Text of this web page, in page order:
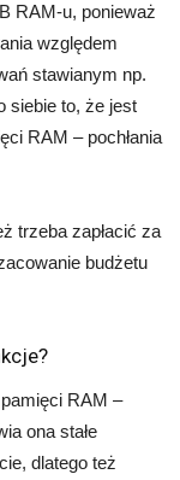
RAM-u, ponieważ
względem
stawianym np.
siebie to, że jest
RAM – pochłania
trzeba zapłacić za
budżetu
RAM –
ona stałe
dlatego też